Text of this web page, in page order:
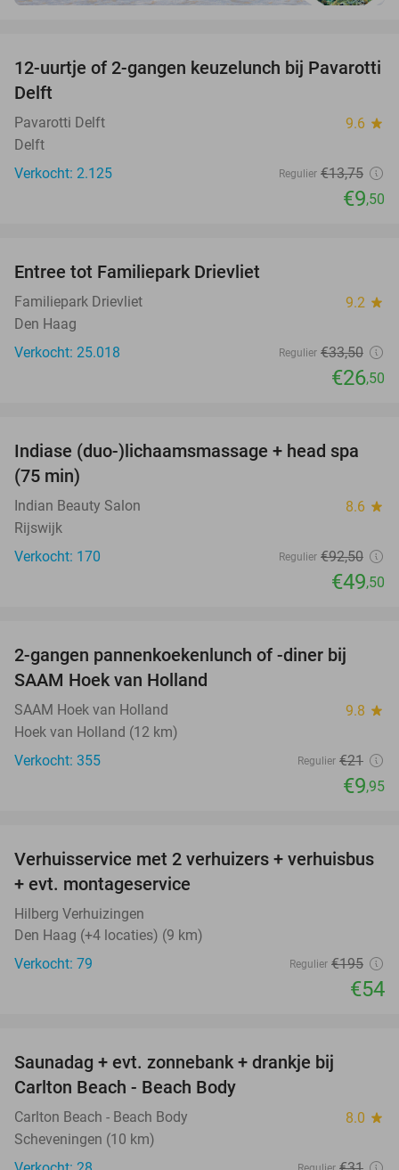
31%
12-uurtje of 2-gangen keuzelunch bij Pavarotti
Delft
Pavarotti Delft 9.6 star
Delft
Verkocht: 2.125
Regulier €13,75
€9,50
Entree tot Familiepark Drievliet
Familiepark Drievliet 9.2 star
Den Haag
Verkocht: 25.018
Regulier €33,50
€26,50
46%
Indiase (duo-)lichaamsmassage + head spa
(75 min)
Indian Beauty Salon 8.6 star
Rijswijk
Verkocht: 170
Regulier €92,50
€49,50
53%
2-gangen pannenkoekenlunch of -diner bij
SAAM Hoek van Holland
SAAM Hoek van Holland 9.8 star
Hoek van Holland (12 km)
Verkocht: 355
Regulier €21
€9,95
72%
Verhuisservice met 2 verhuizers + verhuisbus
+ evt. montageservice
Hilberg Verhuizingen
Den Haag (+4 locaties) (9 km)
Verkocht: 79
Regulier €195
€54
Saunadag + evt. zonnebank + drankje bij
Carlton Beach - Beach Body
Carlton Beach - Beach Body 8.0 star
Scheveningen (10 km)